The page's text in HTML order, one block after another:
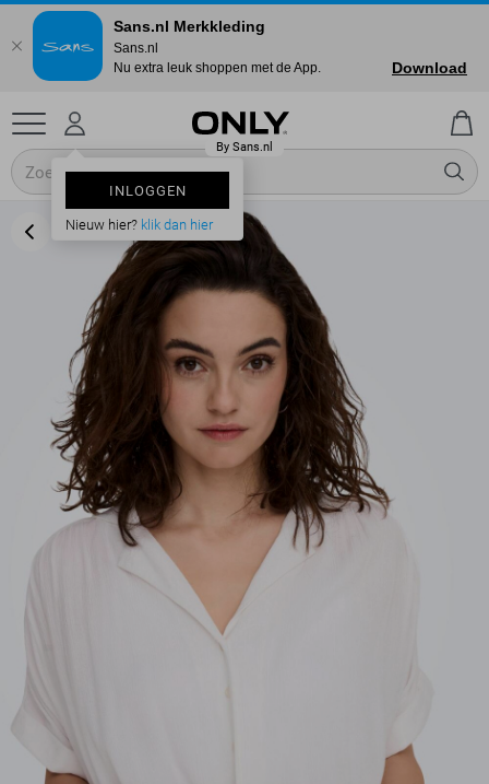
INLOGGEN
Nieuw hier? klik dan hier
Sans.nl Merkkleding
Sans.nl
Nu extra leuk shoppen met de App.
Download